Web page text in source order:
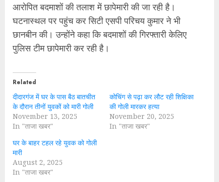
आरोपित बदमाशों की तलाश में छापेमारी की जा रही है।
घटनास्थल पर पहुंच कर सिटी एसपी परिचय कुमार ने भी
छानबीन की। उन्होंने कहा कि बदमाशों की गिरफ्तारी केलिए
पुलिस टीम छापेमारी कर रही है।
Related
दीदारगंज में घर के पास बैठ बातचीत
के दौरान तीनों युवकों को मारी गोली
November 13, 2025
In "ताजा खबर"
कोचिंग से पढ़ा कर लौट रही शिक्षिका
की गोली मारकर हत्या
November 20, 2025
In "ताजा खबर"
घर के बाहर टहल रहे युवक को गोली
मारी
August 2, 2025
In "ताजा खबर"